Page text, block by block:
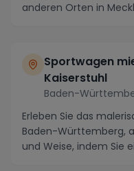
anderen Orten in
Sportwagen
Kaiserstuhl
Baden-
Erleben Sie das
Baden-Württemberg,
und Weise, indem Sie